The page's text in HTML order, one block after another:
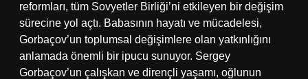
reformları, tüm Sovyetler Birliği’ni etkileyen bir değişim
sürecine yol açtı. Babasının hayatı ve mücadelesi,
Gorbaçov’un toplumsal değişimlere olan yatkınlığını
anlamada önemli bir ipucu sunuyor. Sergey
Gorbaçov’un çalışkan ve dirençli yaşamı, oğlunun